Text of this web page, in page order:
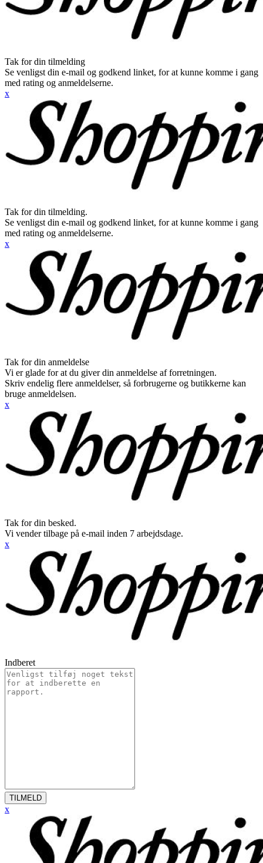
Tak for din tilmelding
Se venligst din e-mail og godkend linket, for at kunne komme i gang
med rating og anmeldelserne.
x
Tak for din tilmelding.
Se venligst din e-mail og godkend linket, for at kunne komme i gang
med rating og anmeldelserne.
x
Tak for din anmeldelse
Vi er glade for at du giver din anmeldelse af forretningen.
Skriv endelig flere anmeldelser, så forbrugerne og butikkerne kan
bruge anmeldelsen.
x
Tak for din besked.
Vi vender tilbage på e-mail inden 7 arbejdsdage.
x
Indberet
TILMELD
x